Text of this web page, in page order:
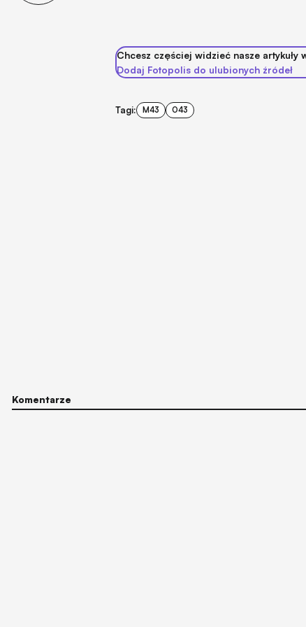
Chcesz częściej widzieć nasze artykuły
Dodaj Fotopolis do ulubionych źródeł
Tagi: M43 O43
Komentarze